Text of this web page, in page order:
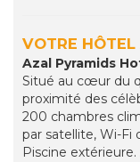
VOTRE HÔTEL
Azal Pyramids
Situé au cœur du
proximité des
200 chambres
par satellite, Wi-Fi
Piscine